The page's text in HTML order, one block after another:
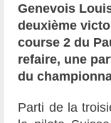
Genevois
deuxième
course 2 du
refaire, une
du
Parti de la